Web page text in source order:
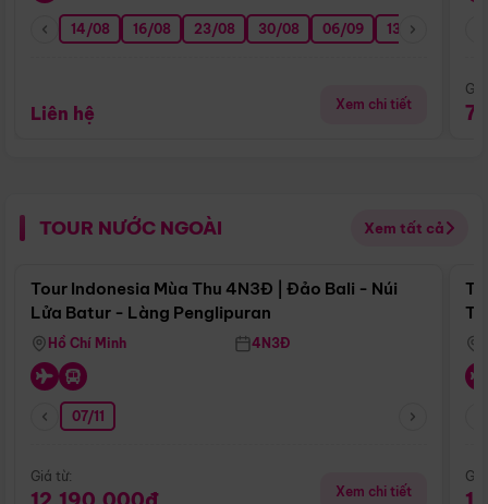
14/08 16/08 23/08 30/08 06/09 13/09
Liên hệ Xem chi tiết
TOUR NƯỚC NGOÀI Xem tất cả
Điểm nổi bật
Tour Indonesia Mùa Thu 4N3Đ | Đảo Bali - Núi
Lửa Batur - Làng Penglipuran
Hồ Chí Minh 4N3Đ
07/11
Giá từ:
Xem chi tiết